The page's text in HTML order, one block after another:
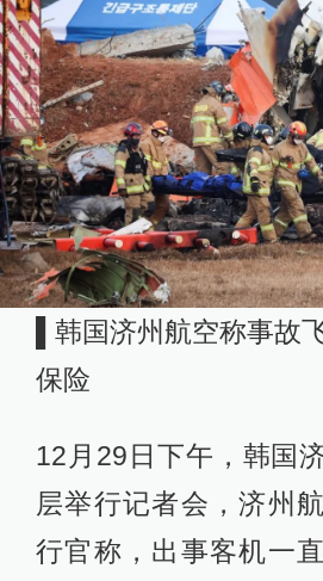
▌韩国济州航空称事故
保险
12月29日下午，韩国
层举行记者会，济州
行官称，出事客机一